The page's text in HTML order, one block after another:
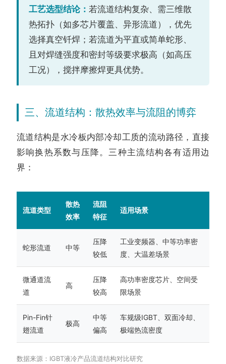
工艺选型结论： 若流道结构复杂、需三维散
热拓扑（如多芯片覆盖、异形流道），优先
选择真空钎焊；若流道为平直或简单蛇形、
且对焊缝强度和密封等级要求极高（如高压
工况），搅拌摩擦焊更具优势。
三、流道结构：散热效率与流阻的博弈
流道结构是水冷板内部冷却工质的流动路径，直接
影响换热系数与压降。三种主流结构各有适用边
界：
流道类型
散热
效率
流阻
特征
适用场景
蛇形流道 中等
压降
较低
工业变频器、中等功率密
度、大温差场景
微通道流
道
高
压降
较高
高功率密度芯片、空间受
限场景
Pin-Fin针
翅流道
极高
中等
偏高
车规级IGBT、双面冷却、
极端热流密度
数据来源：IGBT液冷产品流道结构对比研究